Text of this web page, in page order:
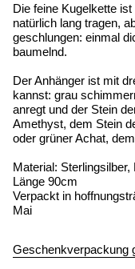
Die feine Kugelkette
natürlich lang tragen,
geschlungen: einmal
baumelnd.
Der Anhänger ist mit
kannst: grau
anregt und der Stein
Amethyst, dem Stein
oder grüner Achat,
Material: Sterlingsilber,
Länge 90cm
Verpackt in
Mai
Geschenkverpackung